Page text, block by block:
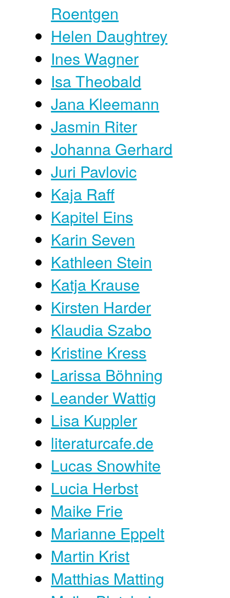
Roentgen
Helen Daughtrey
Ines Wagner
Isa Theobald
Jana Kleemann
Jasmin Riter
Johanna Gerhard
Juri Pavlovic
Kaja Raff
Kapitel Eins
Karin Seven
Kathleen Stein
Katja Krause
Kirsten Harder
Klaudia Szabo
Kristine Kress
Larissa Böhning
Leander Wattig
Lisa Kuppler
literaturcafe.de
Lucas Snowhite
Lucia Herbst
Maike Frie
Marianne Eppelt
Martin Krist
Matthias Matting